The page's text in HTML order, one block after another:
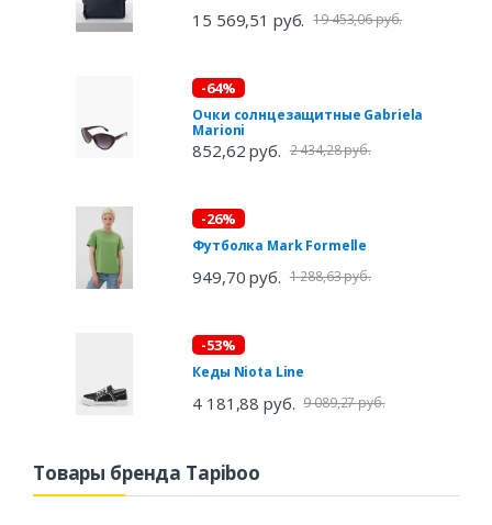
15 569,51 руб. 19 453,06 руб.
-64%
Очки солнцезащитные Gabriela
Marioni
852,62 руб. 2 434,28 руб.
-26%
Футболка Mark Formelle
949,70 руб. 1 288,63 руб.
-53%
Кеды Niota Line
4 181,88 руб. 9 089,27 руб.
Товары бренда Tapiboo